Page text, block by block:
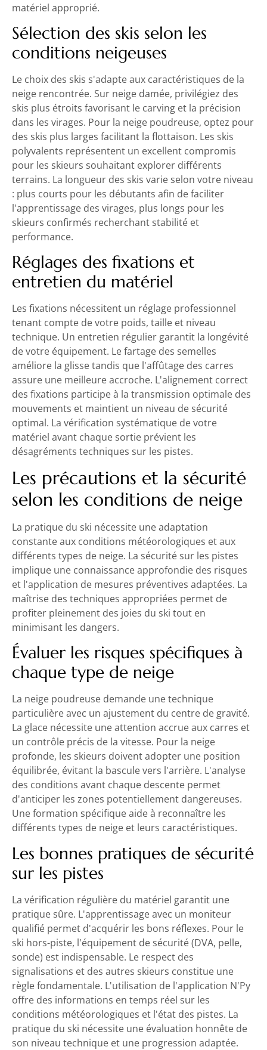
matériel approprié.
Sélection des skis selon les
conditions neigeuses
Le choix des skis s'adapte aux caractéristiques de la
neige rencontrée. Sur neige damée, privilégiez des
skis plus étroits favorisant le carving et la précision
dans les virages. Pour la neige poudreuse, optez pour
des skis plus larges facilitant la flottaison. Les skis
polyvalents représentent un excellent compromis
pour les skieurs souhaitant explorer différents
terrains. La longueur des skis varie selon votre niveau
: plus courts pour les débutants afin de faciliter
l'apprentissage des virages, plus longs pour les
skieurs confirmés recherchant stabilité et
performance.
Réglages des fixations et
entretien du matériel
Les fixations nécessitent un réglage professionnel
tenant compte de votre poids, taille et niveau
technique. Un entretien régulier garantit la longévité
de votre équipement. Le fartage des semelles
améliore la glisse tandis que l'affûtage des carres
assure une meilleure accroche. L'alignement correct
des fixations participe à la transmission optimale des
mouvements et maintient un niveau de sécurité
optimal. La vérification systématique de votre
matériel avant chaque sortie prévient les
désagréments techniques sur les pistes.
Les précautions et la sécurité
selon les conditions de neige
La pratique du ski nécessite une adaptation
constante aux conditions météorologiques et aux
différents types de neige. La sécurité sur les pistes
implique une connaissance approfondie des risques
et l'application de mesures préventives adaptées. La
maîtrise des techniques appropriées permet de
profiter pleinement des joies du ski tout en
minimisant les dangers.
Évaluer les risques spécifiques à
chaque type de neige
La neige poudreuse demande une technique
particulière avec un ajustement du centre de gravité.
La glace nécessite une attention accrue aux carres et
un contrôle précis de la vitesse. Pour la neige
profonde, les skieurs doivent adopter une position
équilibrée, évitant la bascule vers l'arrière. L'analyse
des conditions avant chaque descente permet
d'anticiper les zones potentiellement dangereuses.
Une formation spécifique aide à reconnaître les
différents types de neige et leurs caractéristiques.
Les bonnes pratiques de sécurité
sur les pistes
La vérification régulière du matériel garantit une
pratique sûre. L'apprentissage avec un moniteur
qualifié permet d'acquérir les bons réflexes. Pour le
ski hors-piste, l'équipement de sécurité (DVA, pelle,
sonde) est indispensable. Le respect des
signalisations et des autres skieurs constitue une
règle fondamentale. L'utilisation de l'application N'Py
offre des informations en temps réel sur les
conditions météorologiques et l'état des pistes. La
pratique du ski nécessite une évaluation honnête de
son niveau technique et une progression adaptée.